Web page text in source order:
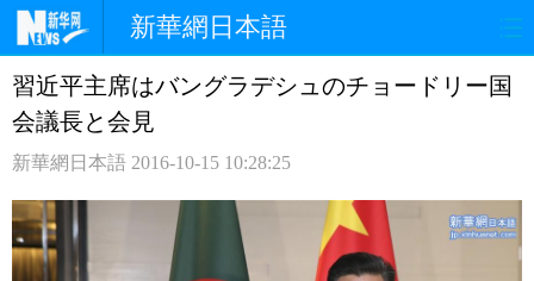
新華網日本語
ホームページ 政治 経済
写真
中日対訳
習近平主席はバングラデシュのチョードリー国
会議長と会見
新華網日本語 2016-10-15 10:28:25